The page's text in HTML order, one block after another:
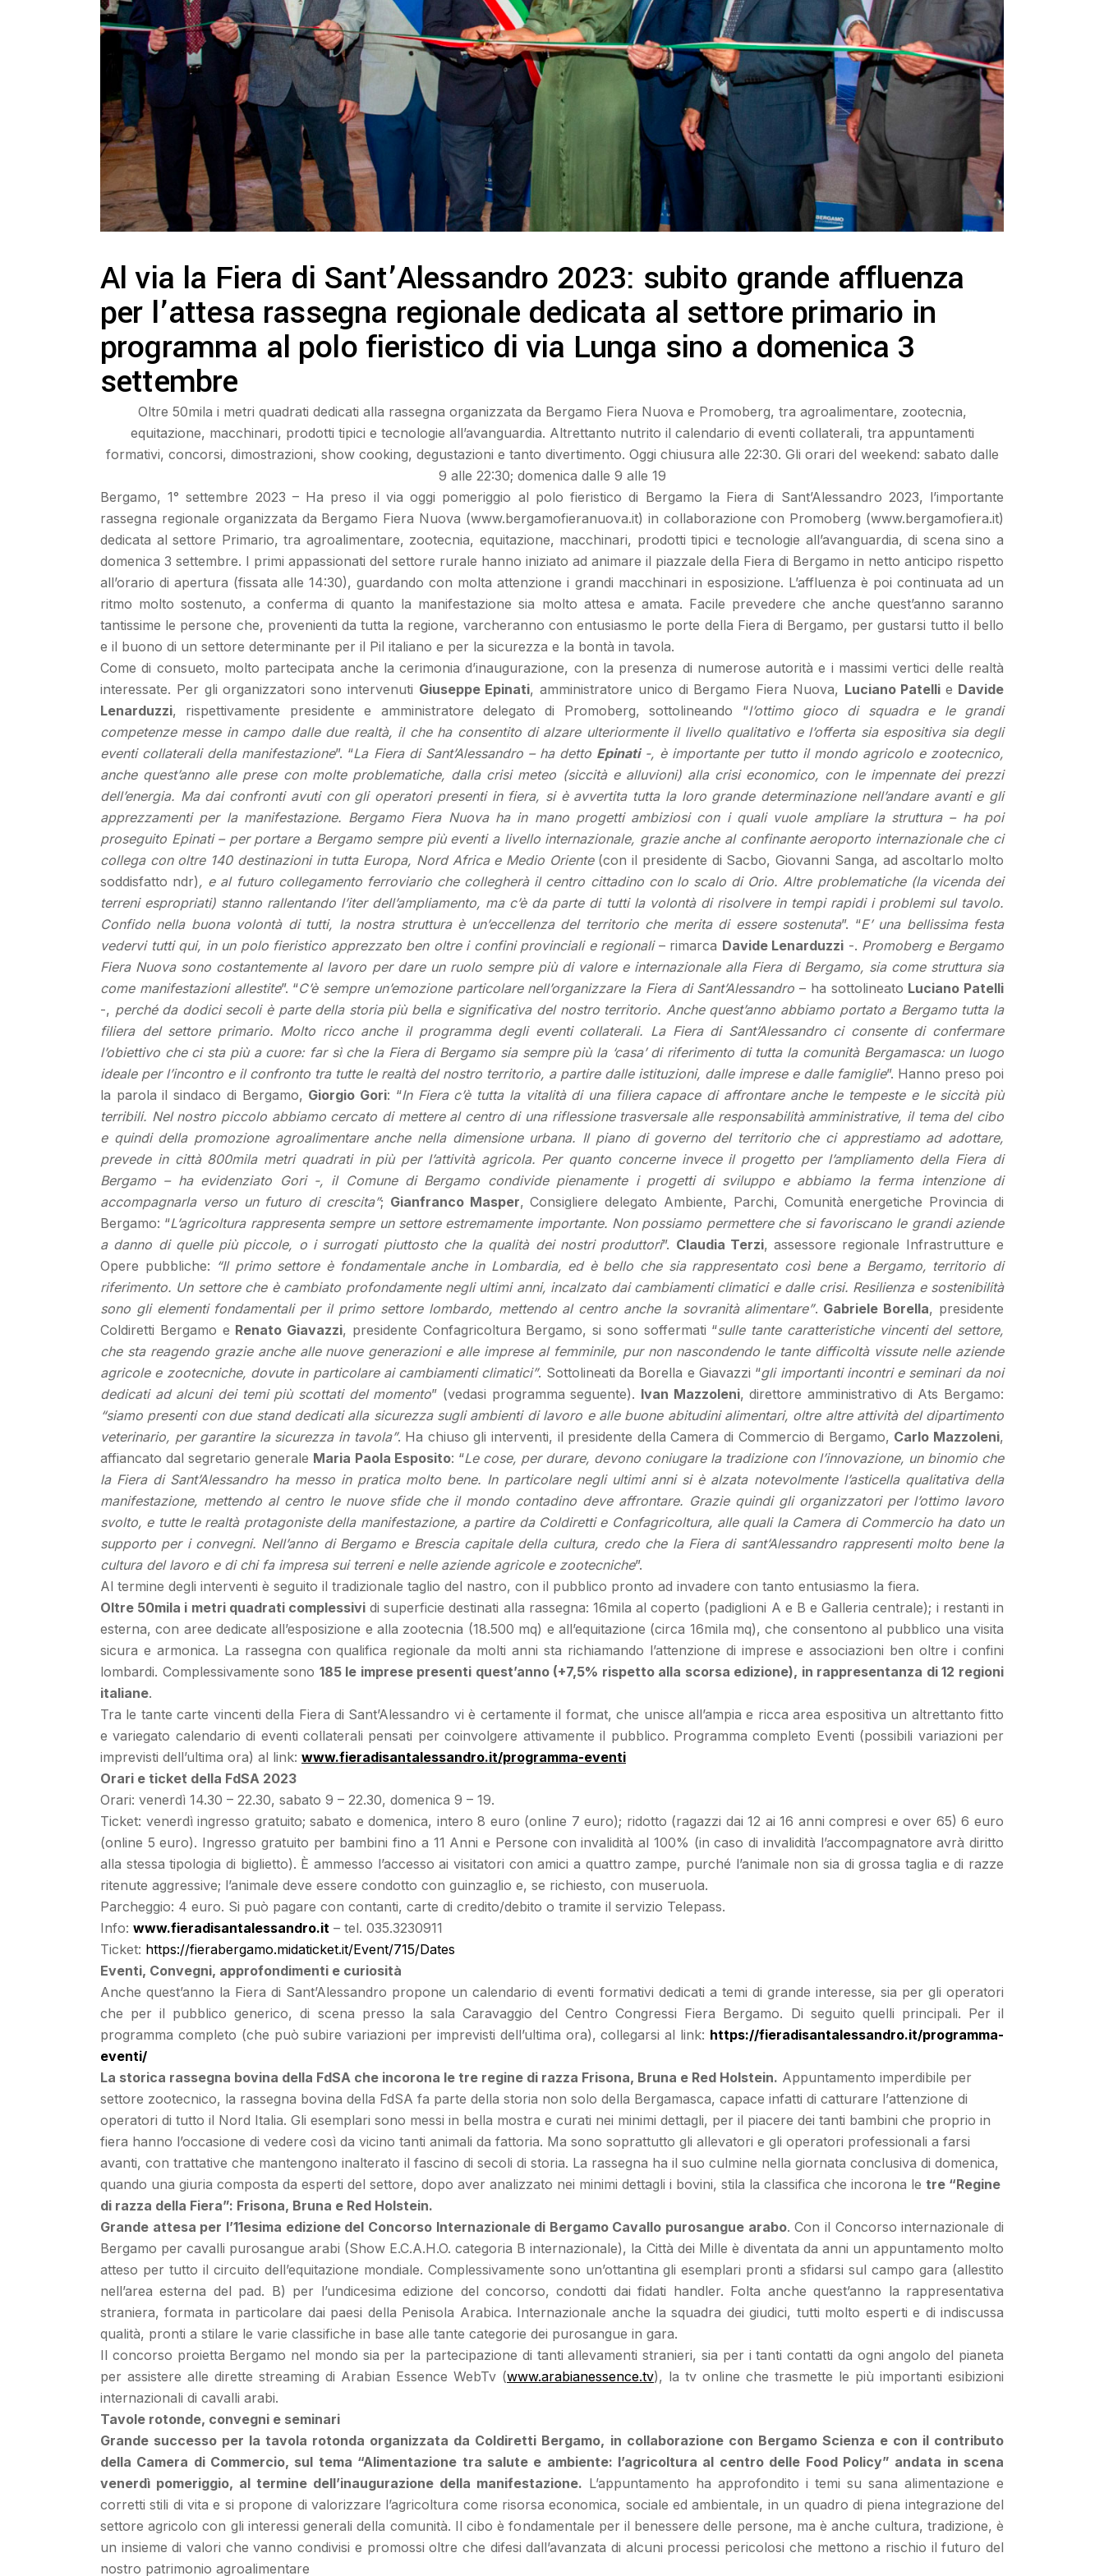
Al via la Fiera di Sant’Alessandro 2023: subito grande affluenza
per l’attesa rassegna regionale dedicata al settore primario in
programma al polo fieristico di via Lunga sino a domenica 3
settembre
Oltre 50mila i metri quadrati dedicati alla rassegna organizzata da Bergamo Fiera Nuova e Promoberg, tra agroalimentare, zootecnia,
equitazione, macchinari, prodotti tipici e tecnologie all’avanguardia. Altrettanto nutrito il calendario di eventi collaterali, tra appuntamenti
formativi, concorsi, dimostrazioni, show cooking, degustazioni e tanto divertimento. Oggi chiusura alle 22:30. Gli orari del weekend: sabato dalle
9 alle 22:30; domenica dalle 9 alle 19
Bergamo, 1° settembre 2023 – Ha preso il via oggi pomeriggio al polo fieristico di Bergamo la Fiera di Sant’Alessandro 2023, l’importante
rassegna regionale organizzata da Bergamo Fiera Nuova (www.bergamofieranuova.it) in collaborazione con Promoberg (www.bergamofiera.it)
dedicata al settore Primario, tra agroalimentare, zootecnia, equitazione, macchinari, prodotti tipici e tecnologie all’avanguardia, di scena sino a
domenica 3 settembre. I primi appassionati del settore rurale hanno iniziato ad animare il piazzale della Fiera di Bergamo in netto anticipo rispetto
all’orario di apertura (fissata alle 14:30), guardando con molta attenzione i grandi macchinari in esposizione. L’affluenza è poi continuata ad un
ritmo molto sostenuto, a conferma di quanto la manifestazione sia molto attesa e amata. Facile prevedere che anche quest’anno saranno
tantissime le persone che, provenienti da tutta la regione, varcheranno con entusiasmo le porte della Fiera di Bergamo, per gustarsi tutto il bello
e il buono di un settore determinante per il Pil italiano e per la sicurezza e la bontà in tavola.
Come di consueto, molto partecipata anche la cerimonia d’inaugurazione, con la presenza di numerose autorità e i massimi vertici delle realtà
interessate. Per gli organizzatori sono intervenuti Giuseppe Epinati, amministratore unico di Bergamo Fiera Nuova, Luciano Patellie Davide
Lenarduzzi, rispettivamente presidente e amministratore delegato di Promoberg, sottolineando “l’ottimo gioco di squadra e le grandi
competenze messe in campo dalle due realtà, il che ha consentito di alzare ulteriormente il livello qualitativo e l’offerta sia espositiva sia degli
eventi collaterali della manifestazione”. “La Fiera di Sant’Alessandro – ha detto Epinati-, è importante per tutto il mondo agricolo e zootecnico,
anche quest’anno alle prese con molte problematiche, dalla crisi meteo (siccità e alluvioni) alla crisi economico, con le impennate dei prezzi
dell’energia. Ma dai confronti avuti con gli operatori presenti in fiera, si è avvertita tutta la loro grande determinazione nell’andare avanti e gli
apprezzamenti per la manifestazione. Bergamo Fiera Nuova ha in mano progetti ambiziosi con i quali vuole ampliare la struttura – ha poi
proseguito Epinati – per portare a Bergamo sempre più eventi a livello internazionale, grazie anche al confinante aeroporto internazionale che ci
collega con oltre 140 destinazioni in tutta Europa, Nord Africa e Medio Oriente (con il presidente di Sacbo, Giovanni Sanga, ad ascoltarlo molto
soddisfatto ndr) , e al futuro collegamento ferroviario che collegherà il centro cittadino con lo scalo di Orio. Altre problematiche (la vicenda dei
terreni espropriati) stanno rallentando l’iter dell’ampliamento, ma c’è da parte di tutti la volontà di risolvere in tempi rapidi i problemi sul tavolo.
Confido nella buona volontà di tutti, la nostra struttura è un’eccellenza del territorio che merita di essere sostenuta”. “E’ una bellissima festa
vedervi tutti qui, in un polo fieristico apprezzato ben oltre i confini provinciali e regionali– rimarca Davide Lenarduzzi -. Promoberg e Bergamo
Fiera Nuova sono costantemente al lavoro per dare un ruolo sempre più di valore e internazionale alla Fiera di Bergamo, sia come struttura sia
come manifestazioni allestite”. “C’è sempre un’emozione particolare nell’organizzare la Fiera di Sant’Alessandro – ha sottolineato Luciano Patelli
-, perché da dodici secoli è parte della storia più bella e significativa del nostro territorio. Anche quest’anno abbiamo portato a Bergamo tutta la
filiera del settore primario. Molto ricco anche il programma degli eventi collaterali. La Fiera di Sant’Alessandro ci consente di confermare
l’obiettivo che ci sta più a cuore: far sì che la Fiera di Bergamo sia sempre più la ‘casa’ di riferimento di tutta la comunità Bergamasca: un luogo
ideale per l’incontro e il confronto tra tutte le realtà del nostro territorio, a partire dalle istituzioni, dalle imprese e dalle famiglie”. Hanno preso poi
la parola il sindaco di Bergamo, Giorgio Gori: “In Fiera c’è tutta la vitalità di una filiera capace di affrontare anche le tempeste e le siccità più
terribili. Nel nostro piccolo abbiamo cercato di mettere al centro di una riflessione trasversale alle responsabilità amministrative, il tema del cibo
e quindi della promozione agroalimentare anche nella dimensione urbana. Il piano di governo del territorio che ci apprestiamo ad adottare,
prevede in città 800mila metri quadrati in più per l’attività agricola. Per quanto concerne invece il progetto per l’ampliamento della Fiera di
Bergamo – ha evidenziato Gori -, il Comune di Bergamo condivide pienamente i progetti di sviluppo e abbiamo la ferma intenzione di
accompagnarla verso un futuro di crescita”; Gianfranco Masper, Consigliere delegato Ambiente, Parchi, Comunità energetiche Provincia di
Bergamo: “L’agricoltura rappresenta sempre un settore estremamente importante. Non possiamo permettere che si favoriscano le grandi aziende
a danno di quelle più piccole, o i surrogati piuttosto che la qualità dei nostri produttori”. Claudia Terzi, assessore regionale Infrastrutture e
Opere pubbliche: “Il primo settore è fondamentale anche in Lombardia, ed è bello che sia rappresentato così bene a Bergamo, territorio di
riferimento. Un settore che è cambiato profondamente negli ultimi anni, incalzato dai cambiamenti climatici e dalle crisi. Resilienza e sostenibilità
sono gli elementi fondamentali per il primo settore lombardo, mettendo al centro anche la sovranità alimentare”. Gabriele Borella, presidente
Coldiretti Bergamo e Renato Giavazzi, presidente Confagricoltura Bergamo, si sono soffermati “sulle tante caratteristiche vincenti del settore,
che sta reagendo grazie anche alle nuove generazioni e alle imprese al femminile, pur non nascondendo le tante difficoltà vissute nelle aziende
agricole e zootecniche, dovute in particolare ai cambiamenti climatici”. Sottolineati da Borella e Giavazzi “gli importanti incontri e seminari da noi
dedicati ad alcuni dei temi più scottati del momento” (vedasi programma seguente). Ivan Mazzoleni, direttore amministrativo di Ats Bergamo:
“siamo presenti con due stand dedicati alla sicurezza sugli ambienti di lavoro e alle buone abitudini alimentari, oltre altre attività del dipartimento
veterinario, per garantire la sicurezza in tavola”. Ha chiuso gli interventi, il presidente della Camera di Commercio di Bergamo, Carlo Mazzoleni,
affiancato dal segretario generale Maria Paola Esposito: “Le cose, per durare, devono coniugare la tradizione con l’innovazione, un binomio che
la Fiera di Sant’Alessandro ha messo in pratica molto bene. In particolare negli ultimi anni si è alzata notevolmente l’asticella qualitativa della
manifestazione, mettendo al centro le nuove sfide che il mondo contadino deve affrontare. Grazie quindi gli organizzatori per l’ottimo lavoro
svolto, e tutte le realtà protagoniste della manifestazione, a partire da Coldiretti e Confagricoltura, alle quali la Camera di Commercio ha dato un
supporto per i convegni. Nell’anno di Bergamo e Brescia capitale della cultura, credo che la Fiera di sant’Alessandro rappresenti molto bene la
cultura del lavoro e di chi fa impresa sui terreni e nelle aziende agricole e zootecniche”.
Al termine degli interventi è seguito il tradizionale taglio del nastro, con il pubblico pronto ad invadere con tanto entusiasmo la fiera.
Oltre 50mila i metri quadrati complessividi superficie destinati alla rassegna: 16mila al coperto (padiglioni A e B e Galleria centrale); i restanti in
esterna, con aree dedicate all’esposizione e alla zootecnia (18.500 mq) e all’equitazione (circa 16mila mq), che consentono al pubblico una visita
sicura e armonica. La rassegna con qualifica regionale da molti anni sta richiamando l’attenzione di imprese e associazioni ben oltre i confini
lombardi. Complessivamente sono 185 le imprese presenti quest’anno (+7,5% rispetto alla scorsa edizione), in rappresentanza di 12 regioni
italiane.
Tra le tante carte vincenti della Fiera di Sant’Alessandro vi è certamente il format, che unisce all’ampia e ricca area espositiva un altrettanto fitto
e variegato calendario di eventi collaterali pensati per coinvolgere attivamente il pubblico. Programma completo Eventi (possibili variazioni per
imprevisti dell’ultima ora) al link: www.fieradisantalessandro.it/programma-eventi
Orari e ticket della FdSA 2023
Orari: venerdì 14.30 – 22.30, sabato 9 – 22.30, domenica 9 – 19.
Ticket: venerdì ingresso gratuito; sabato e domenica, intero 8 euro (online 7 euro); ridotto (ragazzi dai 12 ai 16 anni compresi e over 65) 6 euro
(online 5 euro). Ingresso gratuito per bambini fino a 11 Anni e Persone con invalidità al 100% (in caso di invalidità l’accompagnatore avrà diritto
alla stessa tipologia di biglietto). È ammesso l’accesso ai visitatori con amici a quattro zampe, purché l’animale non sia di grossa taglia e di razze
ritenute aggressive; l’animale deve essere condotto con guinzaglio e, se richiesto, con museruola.
Parcheggio: 4 euro. Si può pagare con contanti, carte di credito/debito o tramite il servizio Telepass.
Info: www.fieradisantalessandro.it – tel. 035.3230911
Ticket: https://fierabergamo.midaticket.it/Event/715/Dates
Eventi, Convegni, approfondimenti e curiosità
Anche quest’anno la Fiera di Sant’Alessandro propone un calendario di eventi formativi dedicati a temi di grande interesse, sia per gli operatori
che per il pubblico generico, di scena presso la sala Caravaggio del Centro Congressi Fiera Bergamo. Di seguito quelli principali. Per il
programma completo (che può subire variazioni per imprevisti dell’ultima ora), collegarsi al link: https://fieradisantalessandro.it/programma-
eventi/
La storica rassegna bovina della FdSA che incorona le tre regine di razza Frisona, Bruna e Red Holstein. Appuntamento imperdibile per
settore zootecnico, la rassegna bovina della FdSA fa parte della storia non solo della Bergamasca, capace infatti di catturare l’attenzione di
operatori di tutto il Nord Italia. Gli esemplari sono messi in bella mostra e curati nei minimi dettagli, per il piacere dei tanti bambini che proprio in
fiera hanno l’occasione di vedere così da vicino tanti animali da fattoria. Ma sono soprattutto gli allevatori e gli operatori professionali a farsi
avanti, con trattative che mantengono inalterato il fascino di secoli di storia. La rassegna ha il suo culmine nella giornata conclusiva di domenica,
quando una giuria composta da esperti del settore, dopo aver analizzato nei minimi dettagli i bovini, stila la classifica che incorona le tre “Regine
di razza della Fiera”: Frisona, Bruna e Red Holstein.
Grande attesa per l’11esima edizione del Concorso Internazionale di Bergamo Cavallo purosangue arabo. Con il Concorso internazionale di
Bergamo per cavalli purosangue arabi (Show E.C.A.H.O. categoria B internazionale), la Città dei Mille è diventata da anni un appuntamento molto
atteso per tutto il circuito dell’equitazione mondiale. Complessivamente sono un’ottantina gli esemplari pronti a sfidarsi sul campo gara (allestito
nell’area esterna del pad. B) per l’undicesima edizione del concorso, condotti dai fidati handler. Folta anche quest’anno la rappresentativa
straniera, formata in particolare dai paesi della Penisola Arabica. Internazionale anche la squadra dei giudici, tutti molto esperti e di indiscussa
qualità, pronti a stilare le varie classifiche in base alle tante categorie dei purosangue in gara.
Il concorso proietta Bergamo nel mondo sia per la partecipazione di tanti allevamenti stranieri, sia per i tanti contatti da ogni angolo del pianeta
per assistere alle dirette streaming di Arabian Essence WebTv (www.arabianessence.tv), la tv online che trasmette le più importanti esibizioni
internazionali di cavalli arabi.
Tavole rotonde, convegni e seminari
Grande successo per la tavola rotonda organizzata da Coldiretti Bergamo, in collaborazione con Bergamo Scienza e con il contributo
della Camera di Commercio, sul tema “Alimentazione tra salute e ambiente: l’agricoltura al centro delle Food Policy” andata in scena
venerdì pomeriggio, al termine dell’inaugurazione della manifestazione. L’appuntamento ha approfondito i temi su sana alimentazione e
corretti stili di vita e si propone di valorizzare l’agricoltura come risorsa economica, sociale ed ambientale, in un quadro di piena integrazione del
settore agricolo con gli interessi generali della comunità. Il cibo è fondamentale per il benessere delle persone, ma è anche cultura, tradizione, è
un insieme di valori che vanno condivisi e promossi oltre che difesi dall’avanzata di alcuni processi pericolosi che mettono a rischio il futuro del
nostro patrimonio agroalimentare